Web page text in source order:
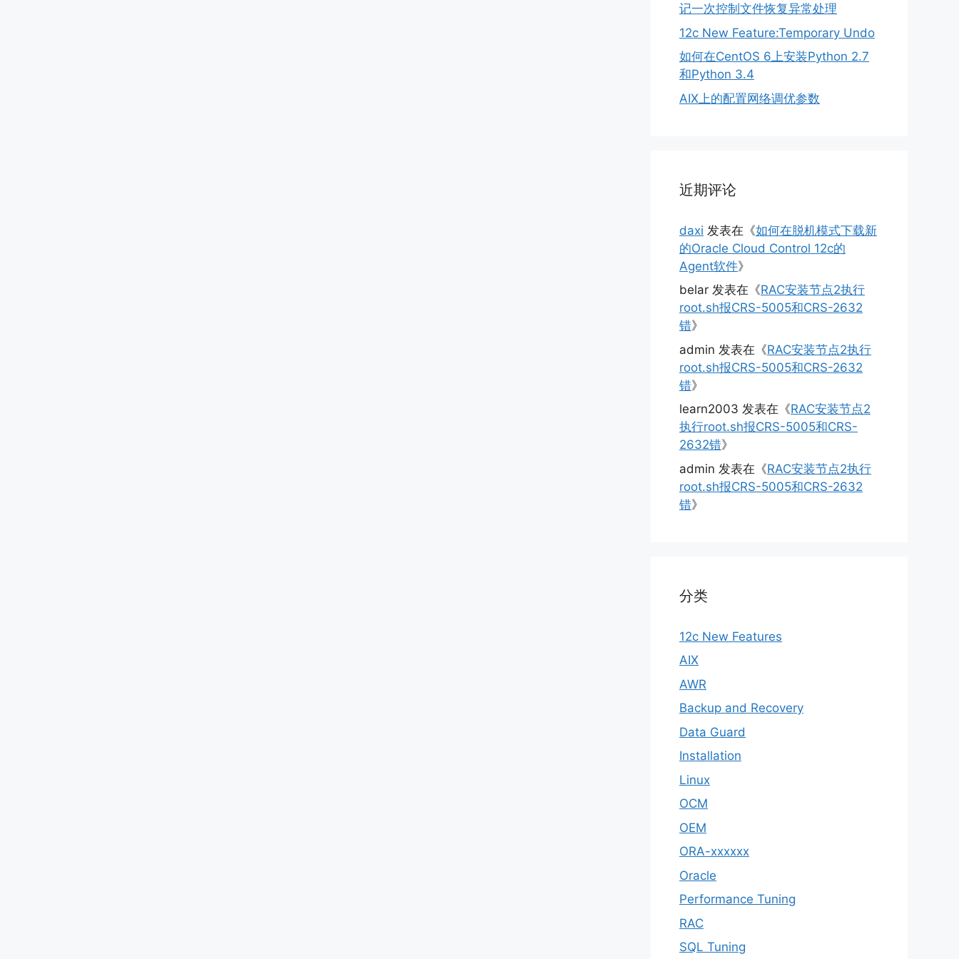
记一次控制文件恢复异常处理
12c New Feature:Temporary Undo
如何在CentOS 6上安装Python 2.7
和Python 3.4
AIX上的配置网络调优参数
近期评论
daxi 发表在《如何在脱机模式下载新
的Oracle Cloud Control 12c的
Agent软件》
belar 发表在《RAC安装节点2执行
root.sh报CRS-5005和CRS-2632
错》
admin 发表在《RAC安装节点2执行
root.sh报CRS-5005和CRS-2632
错》
learn2003 发表在《RAC安装节点2
执行root.sh报CRS-5005和CRS-
2632错》
admin 发表在《RAC安装节点2执行
root.sh报CRS-5005和CRS-2632
错》
分类
12c New Features
AIX
AWR
Backup and Recovery
Data Guard
Installation
Linux
OCM
OEM
ORA-xxxxxx
Oracle
Performance Tuning
RAC
SQL Tuning